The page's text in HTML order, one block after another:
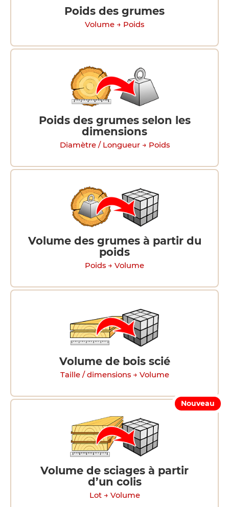
Poids des grumes
Volume → Poids
Poids des grumes selon les
dimensions
Diamètre / Longueur → Poids
Volume des grumes à partir du
poids
Poids → Volume
Volume de bois scié
Taille / dimensions → Volume
Nouveau
Volume de sciages à partir
d’un colis
Lot → Volume